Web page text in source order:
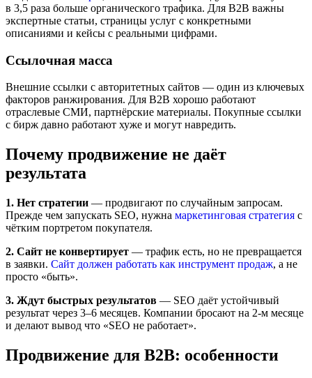
в 3,5 раза больше органического трафика. Для B2B важны
экспертные статьи, страницы услуг с конкретными
описаниями и кейсы с реальными цифрами.
Ссылочная масса
Внешние ссылки с авторитетных сайтов — один из ключевых
факторов ранжирования. Для B2B хорошо работают
отраслевые СМИ, партнёрские материалы. Покупные ссылки
с бирж давно работают хуже и могут навредить.
Почему продвижение не даёт
результата
1. Нет стратегии — продвигают по случайным запросам.
Прежде чем запускать SEO, нужна маркетинговая стратегия с
чётким портретом покупателя.
2. Сайт не конвертирует — трафик есть, но не превращается
в заявки. Сайт должен работать как инструмент продаж, а не
просто «быть».
3. Ждут быстрых результатов — SEO даёт устойчивый
результат через 3–6 месяцев. Компании бросают на 2-м месяце
и делают вывод что «SEO не работает».
Продвижение для B2B: особенности